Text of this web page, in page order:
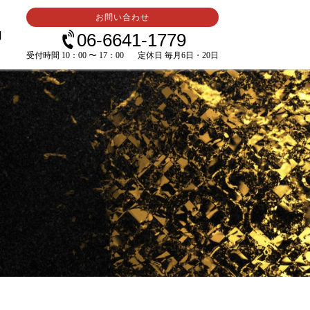
お問い合わせ
06-6641-1779
受付時間 10：00 〜 17：00 定休日 毎月6日・20日